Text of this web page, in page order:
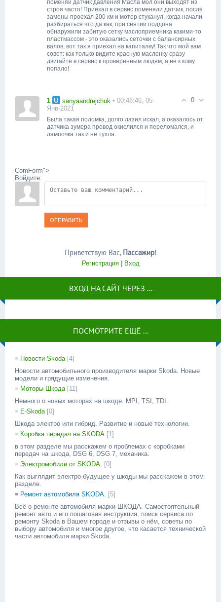
поменяй датчик давления Масла мол они выходят из
строя часто! Приехал в сервис поменяли датчик, после
замены проехал 200 км и мотор стуканул, когда начали
разбираться что да как, при снятии поддона
обнаружили забитую сетку маслоприемника какими-то
пластмассом - это оказались сеточки с балансирных
валов, вот так я приехал на капиталку! Так что мой вам
совет: как только видите красную масленку сразу
двигайте в сервис к проверенным людям, а не к кому
попало!
0
1 sanyaandrejchuk • 00:46:46, 05-
Янв-2021
Была такая поломка, долго лазил искал, а оказалось от
датчика зумера провод окислился и переломался, и
лампочка так и не тухла.
ComForm">
Войдите:
ОТПРАВИТЬ
Приветствую Вас, Пассажир!
Регистрация| Вход
ВХОД НА САЙТ ЧЕРЕЗ ...
ПОСМОТРИТЕ ЕЩЁ ...
Новости Skoda [4]
Новости автомобильного производителя марки Skoda. Новые
модели и грядущие изменения.
Моторы Шкода [11]
Немного о новых моторах на шкоде. MPI, TSI, TDI.
E-Skoda [0]
Шкода электро или гибрид. Развитие и новые технологии.
Коробка передач на SKODA [1]
в этом разделе мы расскажем о проблемах с коробками
передач на шкода, DSG 6, DSG 7, механика.
Электромобили от SKODA. [0]
Как выглядит электро-будущее у шкоды мы расскажем в этом
разделе.
Ремонт автомобиля SKODA. [5]
Всё о ремонте автомобиля марки ШКОДА. Самостоятельный
ремонт авто и его пошаговая инструкция, поиск сервиса по
ремонту Skoda в Вашем городе и отзывы о нём, советы по
выбору автомобиля и многое другое, что касается технической
части автомобиля марки Skoda.